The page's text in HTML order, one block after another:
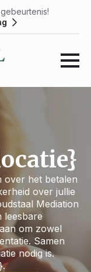
over het betalen
over jullie
Mediation
leesbare
om zowel
Samen
nodig is.